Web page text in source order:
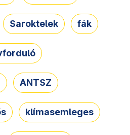
Saroktelek fák
ANTSZ
klímasemleges